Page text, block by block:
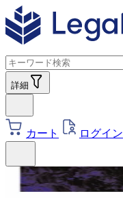
詳細
カート ログイン